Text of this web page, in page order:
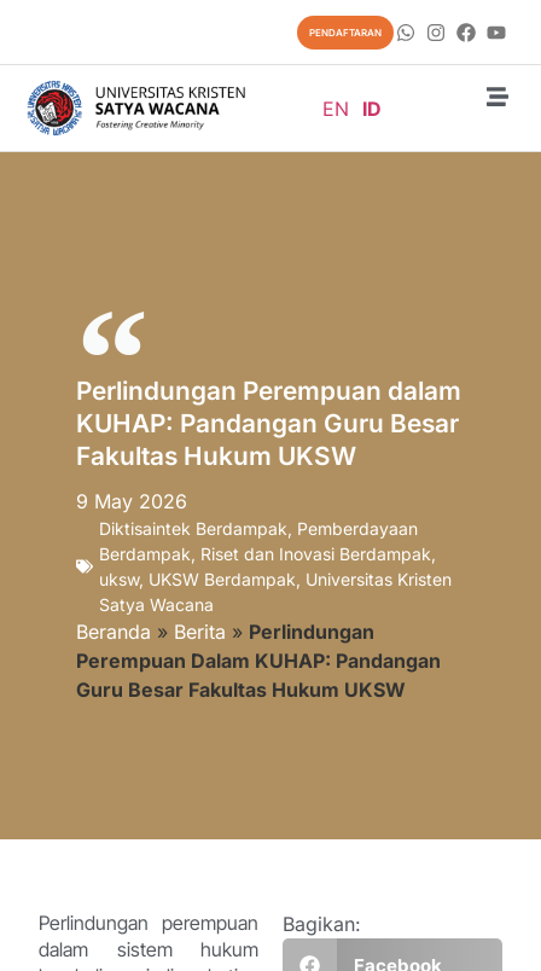
PENDAFTARAN
EN ID
Perlindungan Perempuan dalam
KUHAP: Pandangan Guru Besar
Fakultas Hukum UKSW
9 May 2026
Diktisaintek Berdampak, Pemberdayaan
Berdampak, Riset dan Inovasi Berdampak,
uksw, UKSW Berdampak, Universitas Kristen
Satya Wacana
Beranda » Berita » Perlindungan
Perempuan Dalam KUHAP: Pandangan
Guru Besar Fakultas Hukum UKSW
Perlindungan perempuan
dalam sistem hukum
Bagikan:
Facebook